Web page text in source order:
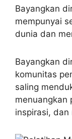
Bayangkan
mempunyai
dunia dan
Bayangkan
komunitas
saling
menuangkan
inspirasi,